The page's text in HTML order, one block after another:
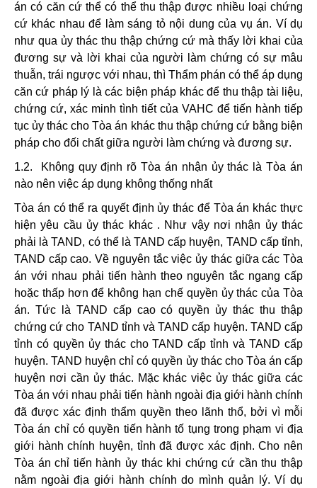
án có căn cứ thể có thể thu thập được nhiều loại chứng
cứ khác nhau để làm sáng tỏ nội dung của vụ án. Ví dụ
như qua ủy thác thu thập chứng cứ mà thấy lời khai của
đương sự và lời khai của người làm chứng có sự mâu
thuẫn, trái ngược với nhau, thì Thẩm phán có thể áp dụng
căn cứ pháp lý là các biện pháp khác để thu thập tài liệu,
chứng cứ, xác minh tình tiết của VAHC để tiến hành tiếp
tục ủy thác cho Tòa án khác thu thập chứng cứ bằng biện
pháp cho đối chất giữa người làm chứng và đương sự.
1.2. Không quy định rõ Tòa án nhận ủy thác là Tòa án
nào nên việc áp dụng không thống nhất
Tòa án có thể ra quyết định ủy thác để Tòa án khác thực
hiện yêu cầu ủy thác khác . Như vậy nơi nhận ủy thác
phải là TAND, có thể là TAND cấp huyện, TAND cấp tỉnh,
TAND cấp cao. Về nguyên tắc việc ủy thác giữa các Tòa
án với nhau phải tiến hành theo nguyên tắc ngang cấp
hoặc thấp hơn để không hạn chế quyền ủy thác của Tòa
án. Tức là TAND cấp cao có quyền ủy thác thu thập
chứng cứ cho TAND tỉnh và TAND cấp huyện. TAND cấp
tỉnh có quyền ủy thác cho TAND cấp tỉnh và TAND cấp
huyện. TAND huyện chỉ có quyền ủy thác cho Tòa án cấp
huyện nơi cần ủy thác. Mặc khác việc ủy thác giữa các
Tòa án với nhau phải tiến hành ngoài địa giới hành chính
đã được xác định thẩm quyền theo lãnh thổ, bởi vì mỗi
Tòa án chỉ có quyền tiến hành tố tụng trong phạm vi địa
giới hành chính huyện, tỉnh đã được xác định. Cho nên
Tòa án chỉ tiến hành ủy thác khi chứng cứ cần thu thập
nằm ngoài địa giới hành chính do mình quản lý. Ví dụ